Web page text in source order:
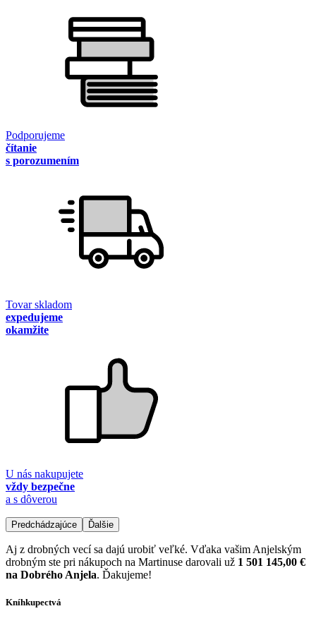
Podporujeme
čítanie
s porozumením
Tovar skladom
expedujeme
okamžite
U nás nakupujete
vždy bezpečne
a s dôverou
Predchádzajúce Ďalšie
Aj z drobných vecí sa dajú urobiť veľké. Vďaka vašim Anjelským
drobným ste pri nákupoch na Martinuse darovali už 1 501 145,00 €
na Dobrého Anjela. Ďakujeme!
Kníhkupectvá